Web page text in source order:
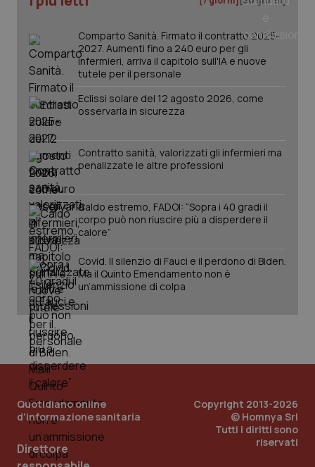
Comparto Sanità. Firmato il contratto 2025-
2027. Aumenti fino a 240 euro per gli
infermieri, arriva il capitolo sull'IA e nuove
tutele per il personale
Eclissi solare del 12 agosto 2026, come
osservarla in sicurezza
Contratto sanità, valorizzati gli infermieri ma
penalizzate le altre professioni
Caldo estremo, FADOI: “Sopra i 40 gradi il
corpo può non riuscire più a disperdere il
calore”
Covid. Il silenzio di Fauci e il perdono di Biden.
Ma il Quinto Emendamento non è
un’ammissione di colpa
Quotidiano online
d'informazione sanitaria
Direttore
Copyright 2013-2026
© Homnya Srl
Tutti i diritti sono
riservati
_ga
.quotidianosanita.it
PHPSESSID